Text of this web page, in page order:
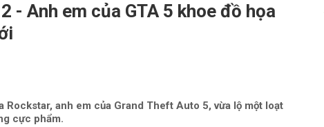
- Anh em của GTA 5 khoe đồ họa
Rockstar, anh em của Grand Theft Auto 5, vừa lộ một loạt
cực phẩm.